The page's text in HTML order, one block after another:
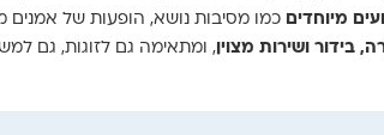
מיוחדים כמו מסיבות נושא, הופעות של אמנים
בידור ושירות מצוין , ומתאימה גם לזוגות, גם